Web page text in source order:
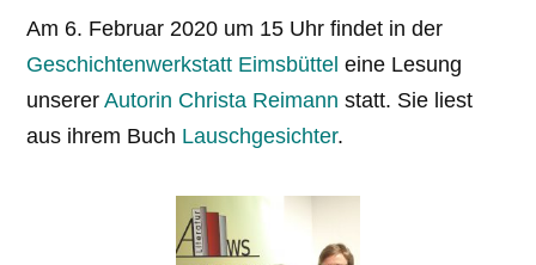
Am 6. Februar 2020 um 15 Uhr findet in der
Geschichtenwerkstatt Eimsbüttel eine Lesung
unsererAutorin Christa Reimann statt. Sie liest
aus ihrem Buch Lauschgesichter.